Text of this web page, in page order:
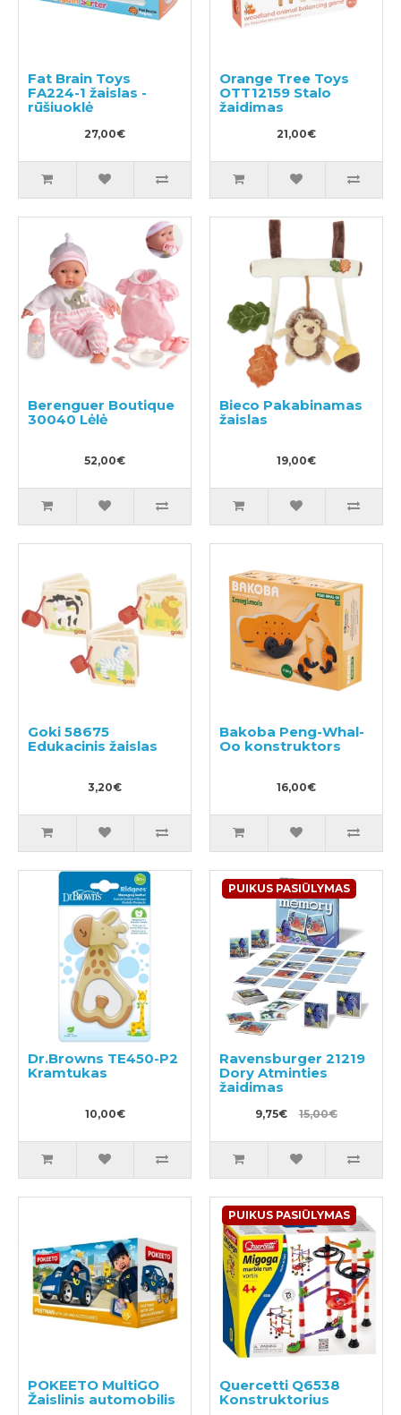
Fat Brain Toys
FA224-1 žaislas -
rūšiuoklė
27,00€
Orange Tree Toys
OTT12159 Stalo
žaidimas
21,00€
Berenguer Boutique
30040 Lėlė
52,00€
Bieco Pakabinamas
žaislas
19,00€
Goki 58675
Edukacinis žaislas
3,20€
Bakoba Peng-Whal-
Oo konstruktors
16,00€
Dr.Browns TE450-P2
Kramtukas
10,00€
PUIKUS PASIŪLYMAS
Ravensburger 21219
Dory Atminties
žaidimas
9,75€ 15,00€
POKEETO MultiGO
Žaislinis automobilis
PUIKUS PASIŪLYMAS
Quercetti Q6538
Konstruktorius